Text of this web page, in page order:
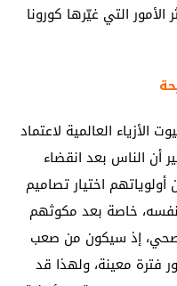
التي غيّرها كورونا
الأزياء العالمية لاعتماد
أن الناس بعد انقضاء
اختيار تصاميم
نفسه، خاصة بعد مكوثهم
إذ سيكون من صعب
فترة معينة، ولهذا قد